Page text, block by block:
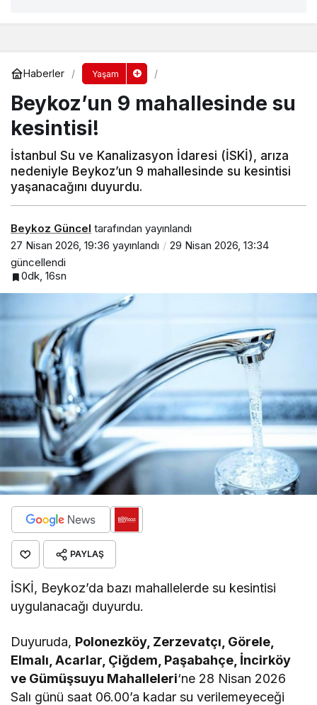
Haberler Yaşam
Beykoz’un 9 mahallesinde su
kesintisi!
İstanbul Su ve Kanalizasyon İdaresi (İSKİ), arıza
nedeniyle Beykoz’un 9 mahallesinde su kesintisi
yaşanacağını duyurdu.
Beykoz Güncel tarafından yayınlandı
27 Nisan 2026, 19:36 yayınlandı
29 Nisan 2026, 13:34
güncellendi
0dk, 16sn
PAYLAŞ
İSKİ, Beykoz’da bazı mahallelerde su kesintisi
uygulanacağı duyurdu.
Duyuruda, Polonezköy, Zerzevatçı, Görele,
Elmalı, Acarlar, Çiğdem, Paşabahçe, İncirköy
ve Gümüşsuyu Mahalleleri‘ne 28 Nisan 2026
Salı günü saat 06.00’a kadar su verilemeyeceği